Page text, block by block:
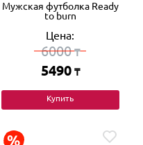
Мужская футболка Ready
to burn
Цена:
6000₸
5490 ₸
Купить